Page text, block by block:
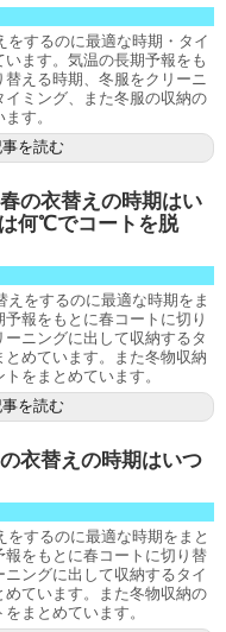
をするのに最適な時期・タイ
います。気温の長期予報をも
替える時期、冬服をクリーニ
イミング、また冬服の収納の
す。
を読む
の衣替えの時期はい
何℃でコートを脱
えをするのに最適な時期をま
報をもとに春コートに切り
ニングに出して収納するタ
めています。また冬物収納
をまとめています。
を読む
衣替えの時期はいつ
をするのに最適な時期をまと
をもとに春コートに切り替
ングに出して収納するタイ
めています。また冬物収納の
まとめています。